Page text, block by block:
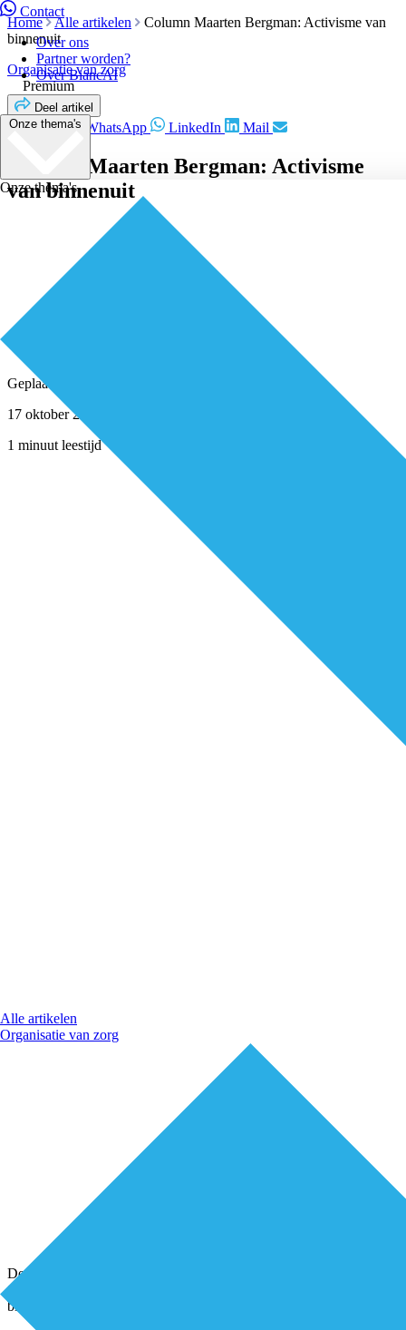
Contact
Over ons
Partner worden?
Over BiancAI
Onze thema's
Onze thema's
Alle artikelen
Organisatie van zorg
Home Alle artikelen
Column Maarten Bergman: Activisme van
binnenuit
Organisatie van zorg
Premium
Deel artikel
Facebook WhatsApp LinkedIn Mail
Column Maarten Bergman: Activisme
van binnenuit
Geplaatst door
17 oktober 2024
1 minuut leestijd
De column verder lezen? Download het hier! 4.5 premium artikel,
17-10-24, Column Maarten Bergman- Activisme van
binnenuitDownloaden